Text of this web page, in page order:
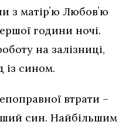
з матірʼю Любовʼю
години ночі.
на залізниці,
із сином.
втрати –
син. Найбільшим